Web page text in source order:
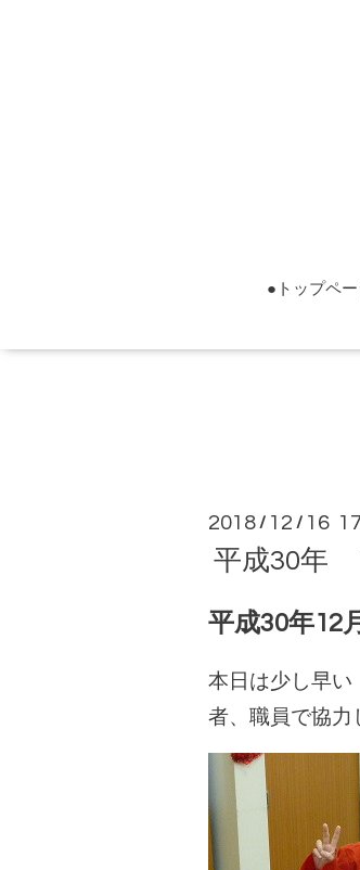
●トップペー
2018 / 12 / 16
平成30年
平成30年12
本日は少し早い
者、職員で協